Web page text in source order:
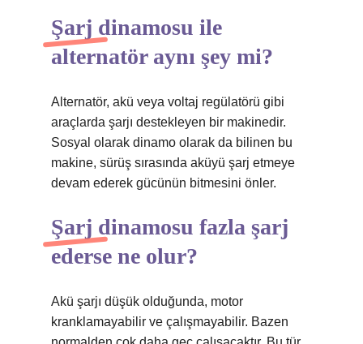
Şarj dinamosu ile
alternatör aynı şey mi?
Alternatör, akü veya voltaj regülatörü gibi
araçlarda şarjı destekleyen bir makinedir.
Sosyal olarak dinamo olarak da bilinen bu
makine, sürüş sırasında aküyü şarj etmeye
devam ederek gücünün bitmesini önler.
Şarj dinamosu fazla şarj
ederse ne olur?
Akü şarjı düşük olduğunda, motor
kranklamayabilir ve çalışmayabilir. Bazen